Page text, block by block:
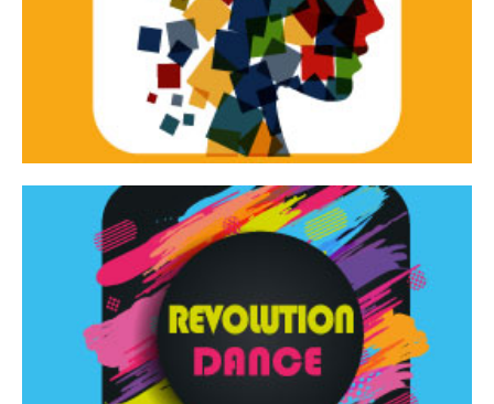
Tracce dinamiche
Tracce Dinamiche è una rassegna di teatro
d’innovazione e sperimentale.
Revolution Dance
Rassegna di danza contemporanea – I Edizione